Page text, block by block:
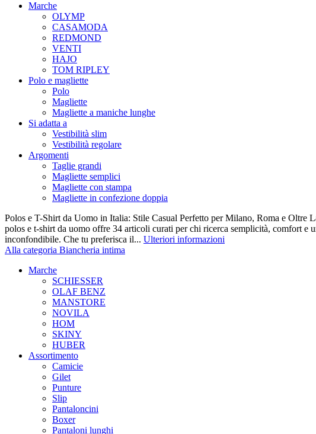
Marche
OLYMP
CASAMODA
REDMOND
VENTI
HAJO
TOM RIPLEY
Polo e magliette
Polo
Magliette
Magliette a maniche lunghe
Si adatta a
Vestibilità slim
Vestibilità regolare
Argomenti
Taglie grandi
Magliette semplici
Magliette con stampa
Magliette in confezione doppia
Polos e T-Shirt da Uomo in Italia: Stile Casual Perfetto per Milano, Roma e Oltre
polos e t-shirt da uomo offre 34 articoli curati per chi ricerca semplicità, comfort e
inconfondibile. Che tu preferisca il... Ulteriori informazioni
Alla categoria Biancheria intima
Marche
SCHIESSER
OLAF BENZ
MANSTORE
NOVILA
HOM
SKINY
HUBER
Assortimento
Camicie
Gilet
Punture
Slip
Pantaloncini
Boxer
Pantaloni lunghi